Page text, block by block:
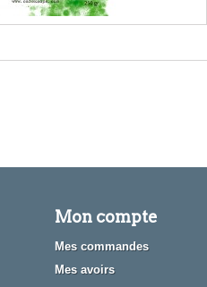
Mon compte
Mes commandes
Mes avoirs